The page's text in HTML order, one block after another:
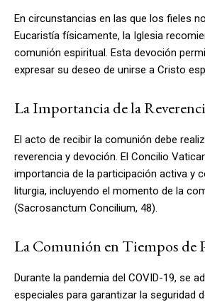
En circunstancias en las que los fieles
Eucaristía físicamente, la Iglesia
comunión espiritual. Esta devoción
expresar su deseo de unirse a Cristo
La Importancia de la
El acto de recibir la comunión debe
reverencia y devoción. El Concilio
importancia de la participación activa y
liturgia, incluyendo el momento de la
(Sacrosanctum Concilium, 48).
La Comunión en Tiempos de
Durante la pandemia del COVID-19, se
especiales para garantizar la seguridad